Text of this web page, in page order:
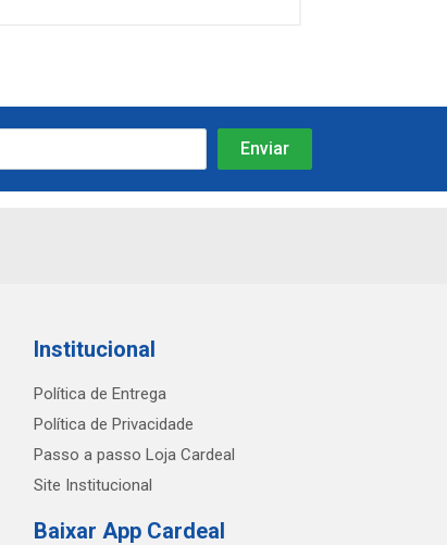
Institucional
Política de Entrega
Política de Privacidade
Passo a passo Loja Cardeal
Site Institucional
Baixar App Cardeal